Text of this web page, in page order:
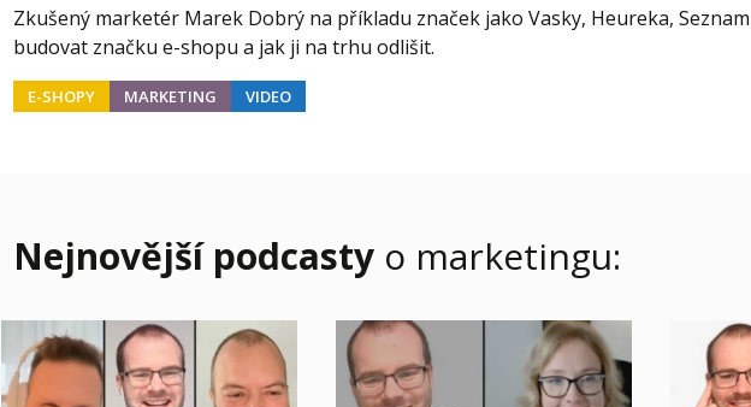
Zkušený marketér Marek Dobrý na příkladu značek jako Vasky, Heureka,
budovat značku e-shopu a jak ji na trhu odlišit.
E-SHOPY MARKETING VIDEO
Nejnovější podcastyo marketingu: